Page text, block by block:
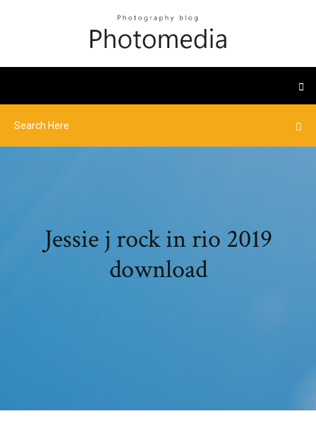
Jessie j rock in rio 2019
download